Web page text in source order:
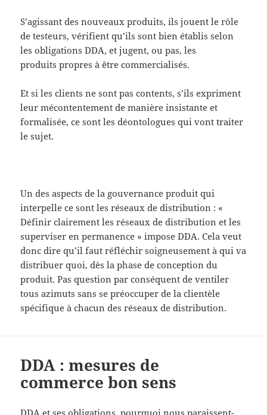
S’agissant des nouveaux produits, ils jouent le rôle
de testeurs, vérifient qu’ils sont bien établis selon
les obligations DDA, et jugent, ou pas, les
produits propres à être commercialisés.
Et si les clients ne sont pas contents, s’ils expriment
leur mécontentement de manière insistante et
formalisée, ce sont les déontologues qui vont traiter
le sujet.
Un des aspects de la gouvernance produit qui
interpelle ce sont les réseaux de distribution : «
Définir clairement les réseaux de distribution et les
superviser en permanence » impose DDA. Cela veut
donc dire qu’il faut réfléchir soigneusement à qui va
distribuer quoi, dès la phase de conception du
produit. Pas question par conséquent de ventiler
tous azimuts sans se préoccuper de la clientèle
spécifique à chacun des réseaux de distribution.
DDA : mesures de
commerce bon sens